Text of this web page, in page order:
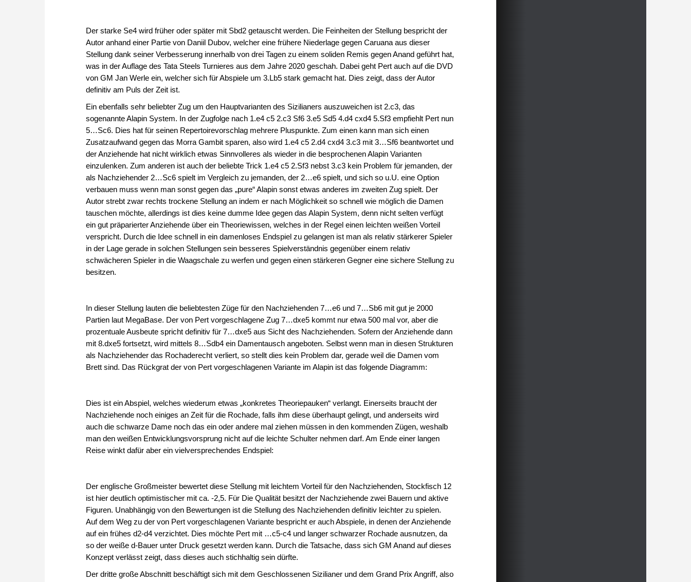
Der starke Se4 wird früher oder später mit Sbd2 getauscht werden. Die Feinheiten der Stellung bespricht der
Autor anhand einer Partie von Daniil Dubov, welcher eine frühere Niederlage gegen Caruana aus dieser
Stellung dank seiner Verbesserung innerhalb von drei Tagen zu einem soliden Remis gegen Anand geführt hat,
was in der Auflage des Tata Steels Turnieres aus dem Jahre 2020 geschah. Dabei geht Pert auch auf die DVD
von GM Jan Werle ein, welcher sich für Abspiele um 3.Lb5 stark gemacht hat. Dies zeigt, dass der Autor
definitiv am Puls der Zeit ist.
Ein ebenfalls sehr beliebter Zug um den Hauptvarianten des Sizilianers auszuweichen ist 2.c3, das
sogenannte Alapin System. In der Zugfolge nach 1.e4 c5 2.c3 Sf6 3.e5 Sd5 4.d4 cxd4 5.Sf3 empfiehlt Pert nun
5…Sc6. Dies hat für seinen Repertoirevorschlag mehrere Pluspunkte. Zum einen kann man sich einen
Zusatzaufwand gegen das Morra Gambit sparen, also wird 1.e4 c5 2.d4 cxd4 3.c3 mit 3…Sf6 beantwortet und
der Anziehende hat nicht wirklich etwas Sinnvolleres als wieder in die besprochenen Alapin Varianten
einzulenken. Zum anderen ist auch der beliebte Trick 1.e4 c5 2.Sf3 nebst 3.c3 kein Problem für jemanden, der
als Nachziehender 2…Sc6 spielt im Vergleich zu jemanden, der 2…e6 spielt, und sich so u.U. eine Option
verbauen muss wenn man sonst gegen das „pure“ Alapin sonst etwas anderes im zweiten Zug spielt. Der
Autor strebt zwar rechts trockene Stellung an indem er nach Möglichkeit so schnell wie möglich die Damen
tauschen möchte, allerdings ist dies keine dumme Idee gegen das Alapin System, denn nicht selten verfügt
ein gut präparierter Anziehende über ein Theoriewissen, welches in der Regel einen leichten weißen Vorteil
verspricht. Durch die Idee schnell in ein damenloses Endspiel zu gelangen ist man als relativ stärkerer Spieler
in der Lage gerade in solchen Stellungen sein besseres Spielverständnis gegenüber einem relativ
schwächeren Spieler in die Waagschale zu werfen und gegen einen stärkeren Gegner eine sichere Stellung zu
besitzen.
In dieser Stellung lauten die beliebtesten Züge für den Nachziehenden 7…e6 und 7…Sb6 mit gut je 2000
Partien laut MegaBase. Der von Pert vorgeschlagene Zug 7…dxe5 kommt nur etwa 500 mal vor, aber die
prozentuale Ausbeute spricht definitiv für 7…dxe5 aus Sicht des Nachziehenden. Sofern der Anziehende dann
mit 8.dxe5 fortsetzt, wird mittels 8…Sdb4 ein Damentausch angeboten. Selbst wenn man in diesen Strukturen
als Nachziehender das Rochaderecht verliert, so stellt dies kein Problem dar, gerade weil die Damen vom
Brett sind. Das Rückgrat der von Pert vorgeschlagenen Variante im Alapin ist das folgende Diagramm:
Dies ist ein Abspiel, welches wiederum etwas „konkretes Theoriepauken“ verlangt. Einerseits braucht der
Nachziehende noch einiges an Zeit für die Rochade, falls ihm diese überhaupt gelingt, und anderseits wird
auch die schwarze Dame noch das ein oder andere mal ziehen müssen in den kommenden Zügen, weshalb
man den weißen Entwicklungsvorsprung nicht auf die leichte Schulter nehmen darf. Am Ende einer langen
Reise winkt dafür aber ein vielversprechendes Endspiel:
Der englische Großmeister bewertet diese Stellung mit leichtem Vorteil für den Nachziehenden, Stockfisch 12
ist hier deutlich optimistischer mit ca. -2,5. Für Die Qualität besitzt der Nachziehende zwei Bauern und aktive
Figuren. Unabhängig von den Bewertungen ist die Stellung des Nachziehenden definitiv leichter zu spielen.
Auf dem Weg zu der von Pert vorgeschlagenen Variante bespricht er auch Abspiele, in denen der Anziehende
auf ein frühes d2-d4 verzichtet. Dies möchte Pert mit …c5-c4 und langer schwarzer Rochade ausnutzen, da
so der weiße d-Bauer unter Druck gesetzt werden kann. Durch die Tatsache, dass sich GM Anand auf dieses
Konzept verlässt zeigt, dass dieses auch stichhaltig sein dürfte.
Der dritte große Abschnitt beschäftigt sich mit dem Geschlossenen Sizilianer und dem Grand Prix Angriff, also